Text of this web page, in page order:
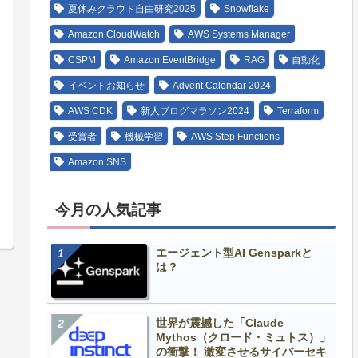
夏休みクラウド自由研究2025 Snowflake
Amazon CloudWatch AWS Systems Manager
CSPM Amazon EventBridge RAG 自動化
イベントお知らせ Advent Calendar 2024
AWS CDK 新人ブログマラソン2024 Terraform
受賞者 機械学習 AWS Step Functions
Amazon SNS
今月の人気記事
エージェント型AI Gensparkと
は？
世界が震撼した「Claude
Mythos（クロード・ミュトス）」
の衝撃！ 激変させるサイバーセキ